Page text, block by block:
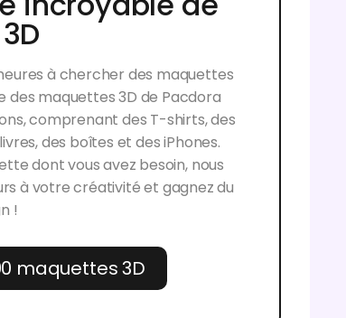
à chercher des maquettes
des maquettes 3D de Pacdora
comprenant des T-shirts, des
des boîtes et des iPhones.
dont vous avez besoin, nous
à votre créativité et gagnez du
!
maquettes 3D